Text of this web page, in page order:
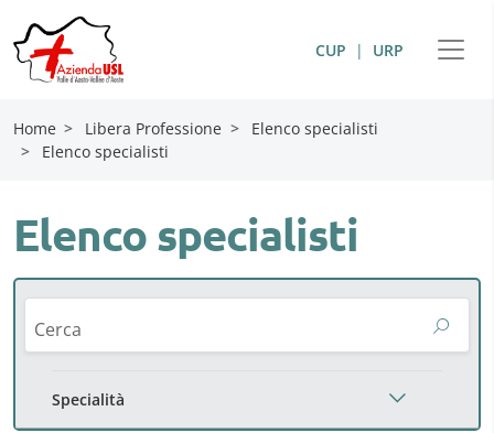
CUP | URP
Home > Libera Professione >
Elenco specialisti
>
Elenco specialisti
Elenco specialisti
Cerca
Specialità